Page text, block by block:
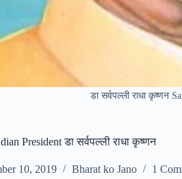
डा सर्वपल्ली राधा कृष्णन
President डा सर्वपल्ली राधा कृष्णन
10, 2019 Bharat ko Jano 1